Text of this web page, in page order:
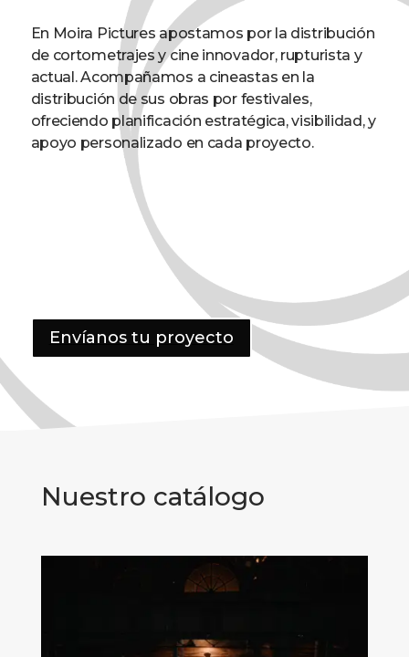
En Moira Pictures apostamos por la distribución
de cortometrajes y cine innovador, rupturista y
actual. Acompañamos a cineastas en la
distribución de sus obras por festivales,
ofreciendo planificación estratégica, visibilidad, y
apoyo personalizado en cada proyecto.
Envíanos tu proyecto
Nuestro catálogo